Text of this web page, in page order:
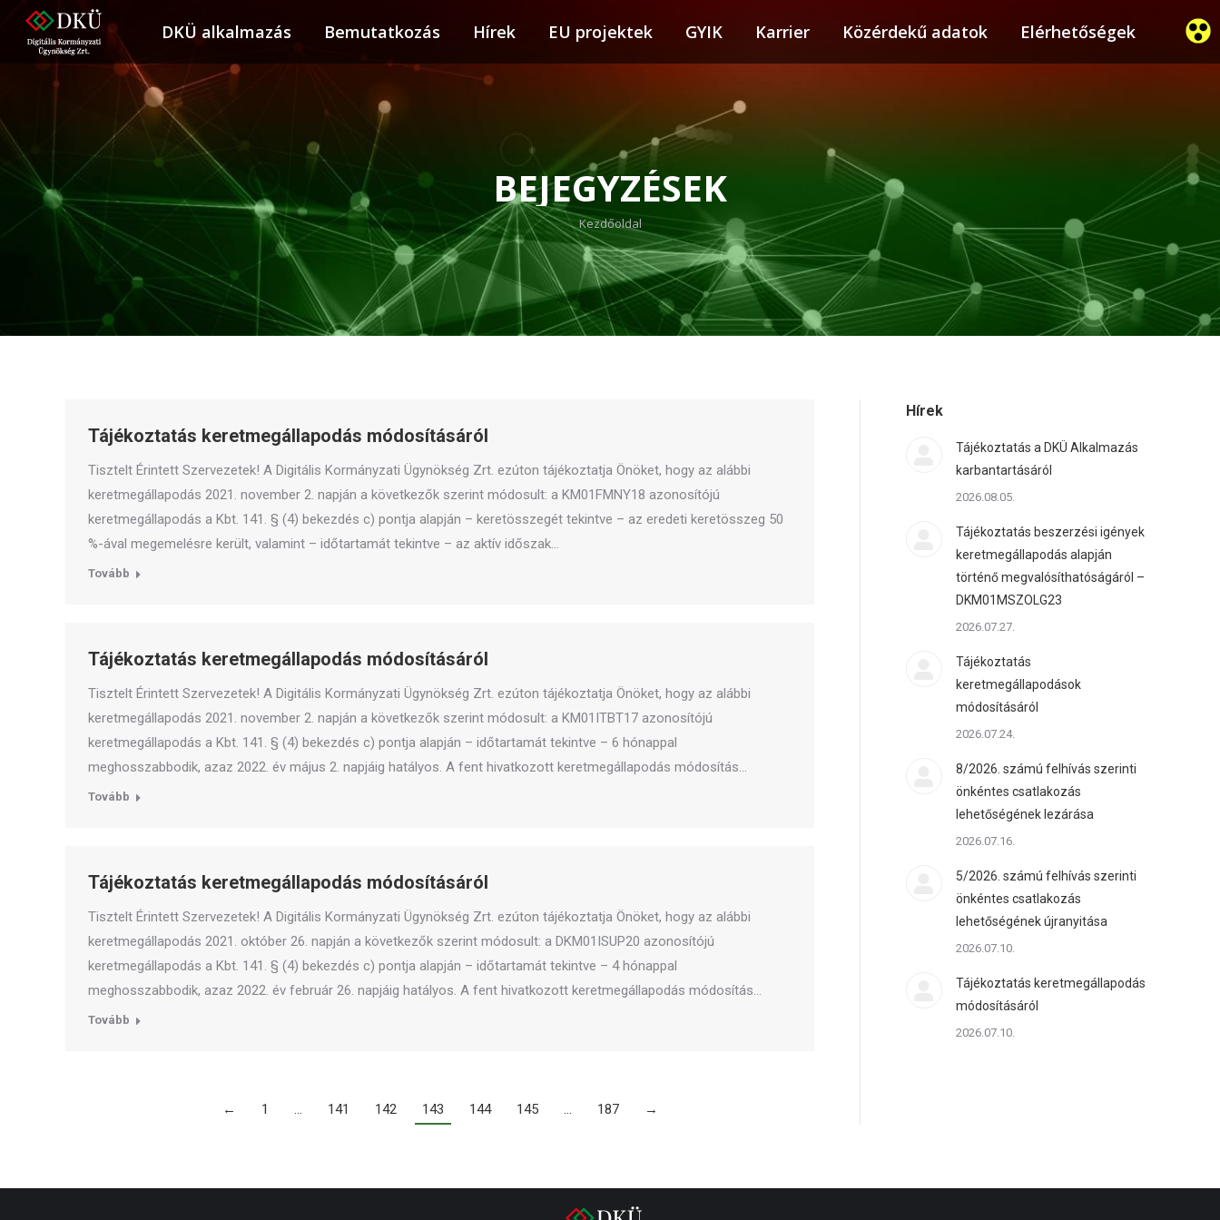
DKÜ alkalmazás Bemutatkozás Hírek EU projektek GYIK Karrier Közérdekű adatok Elérhetőségek
BEJEGYZÉSEK
You are here:
Kezdőoldal
Tájékoztatás keretmegállapodás módosításáról
Tisztelt Érintett Szervezetek! A Digitális Kormányzati Ügynökség Zrt. ezúton tájékoztatja Önöket, hogy az alábbi
keretmegállapodás 2021. november 2. napján a következők szerint módosult: a KM01FMNY18 azonosítójú
keretmegállapodás a Kbt. 141. § (4) bekezdés c) pontja alapján – keretösszegét tekintve – az eredeti keretösszeg 50
%-ával megemelésre került, valamint – időtartamát tekintve – az aktív időszak…
Tovább
Tájékoztatás keretmegállapodás módosításáról
Tisztelt Érintett Szervezetek! A Digitális Kormányzati Ügynökség Zrt. ezúton tájékoztatja Önöket, hogy az alábbi
keretmegállapodás 2021. november 2. napján a következők szerint módosult: a KM01ITBT17 azonosítójú
keretmegállapodás a Kbt. 141. § (4) bekezdés c) pontja alapján – időtartamát tekintve – 6 hónappal
meghosszabbodik, azaz 2022. év május 2. napjáig hatályos. A fent hivatkozott keretmegállapodás módosítás…
Tovább
Tájékoztatás keretmegállapodás módosításáról
Tisztelt Érintett Szervezetek! A Digitális Kormányzati Ügynökség Zrt. ezúton tájékoztatja Önöket, hogy az alábbi
keretmegállapodás 2021. október 26. napján a következők szerint módosult: a DKM01ISUP20 azonosítójú
keretmegállapodás a Kbt. 141. § (4) bekezdés c) pontja alapján – időtartamát tekintve – 4 hónappal
meghosszabbodik, azaz 2022. év február 26. napjáig hatályos. A fent hivatkozott keretmegállapodás módosítás…
Tovább
← 1 … 141 142 143 144 145 … 187 →
Hírek
Tájékoztatás a DKÜ Alkalmazás
karbantartásáról
2026.08.05.
Tájékoztatás beszerzési igények
keretmegállapodás alapján
történő megvalósíthatóságáról –
DKM01MSZOLG23
2026.07.27.
Tájékoztatás
keretmegállapodások
módosításáról
2026.07.24.
8/2026. számú felhívás szerinti
önkéntes csatlakozás
lehetőségének lezárása
2026.07.16.
5/2026. számú felhívás szerinti
önkéntes csatlakozás
lehetőségének újranyitása
2026.07.10.
Tájékoztatás keretmegállapodás
módosításáról
2026.07.10.
DKÜ alkalmazás Bemutatkozás Hírek EU projektek GYIK Karrier Közérdekű adatok Elérhetőségek